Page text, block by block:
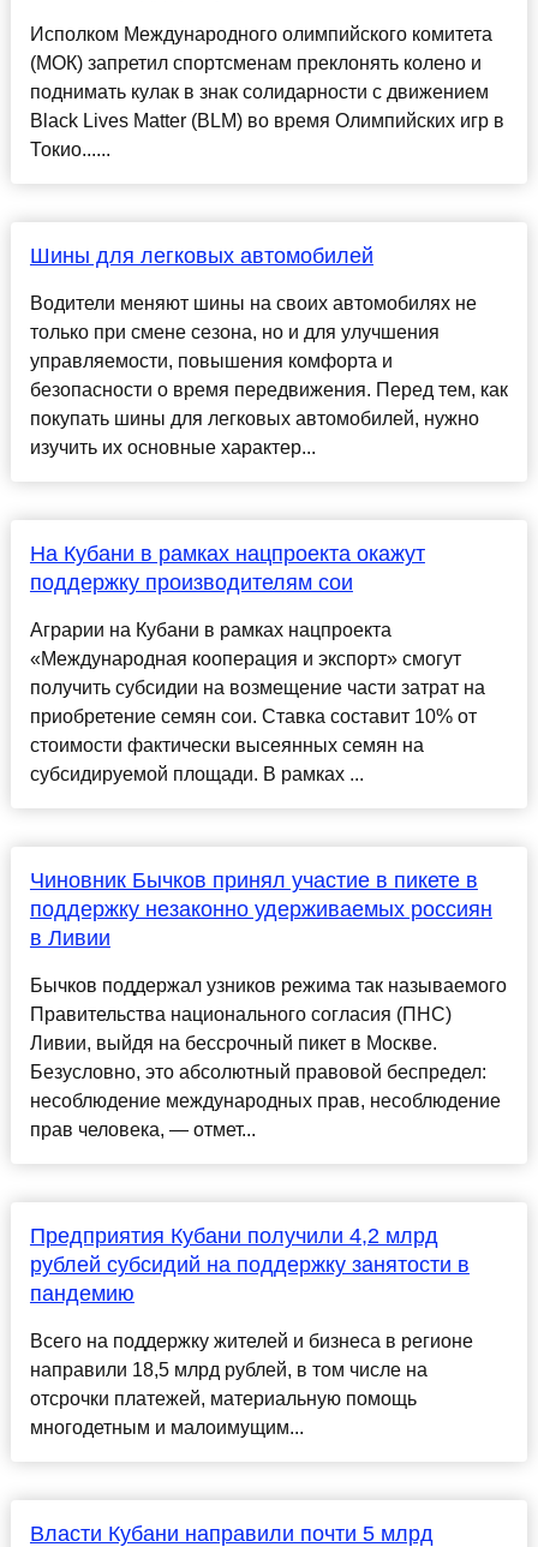
Исполком Международного олимпийского комитета
(МОК) запретил спортсменам преклонять колено и
поднимать кулак в знак солидарности с движением
Black Lives Matter (BLM) во время Олимпийских игр в
Токио......
Шины для легковых автомобилей
Водители меняют шины на своих автомобилях не
только при смене сезона, но и для улучшения
управляемости, повышения комфорта и
безопасности о время передвижения. Перед тем, как
покупать шины для легковых автомобилей, нужно
изучить их основные характер...
На Кубани в рамках нацпроекта окажут
поддержку производителям сои
Аграрии на Кубани в рамках нацпроекта
«Международная кооперация и экспорт» смогут
получить субсидии на возмещение части затрат на
приобретение семян сои. Ставка составит 10% от
стоимости фактически высеянных семян на
субсидируемой площади. В рамках ...
Чиновник Бычков принял участие в пикете в
поддержку незаконно удерживаемых россиян
в Ливии
Бычков поддержал узников режима так называемого
Правительства национального согласия (ПНС)
Ливии, выйдя на бессрочный пикет в Москве.
Безусловно, это абсолютный правовой беспредел:
несоблюдение международных прав, несоблюдение
прав человека, — отмет...
Предприятия Кубани получили 4,2 млрд
рублей субсидий на поддержку занятости в
пандемию
Всего на поддержку жителей и бизнеса в регионе
направили 18,5 млрд рублей, в том числе на
отсрочки платежей, материальную помощь
многодетным и малоимущим...
Власти Кубани направили почти 5 млрд